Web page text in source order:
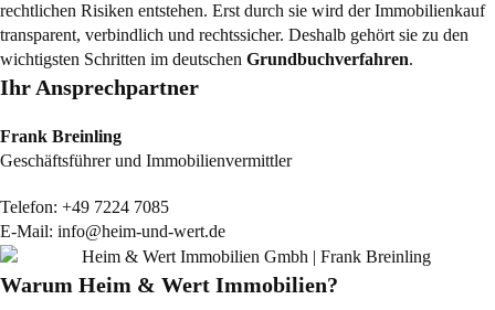
rechtlichen Risiken entstehen. Erst durch sie wird der Immobilienkauf
transparent, verbindlich und rechtssicher. Deshalb gehört sie zu den
wichtigsten Schritten im deutschen Grundbuchverfahren.
Ihr Ansprechpartner
Frank Breinling
Geschäftsführer und Immobilienvermittler
Telefon: +49 7224 7085
E-Mail: info@heim-und-wert.de
Warum Heim & Wert Immobilien?